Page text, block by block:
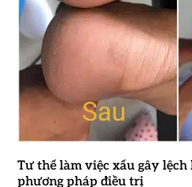
Tư thế làm việc xấu gây
phương pháp điều trị